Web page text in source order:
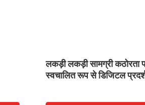
लकड़ी लकड़ी सामग्री कठोरता
स्वचालित रूप से डिजिटल